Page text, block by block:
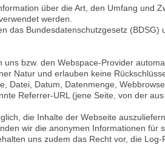
über die Art, den Umfang und
werden.
das Bundesdatenschutzgesetz (BDSG)
bzw. den Webspace-Provider
Natur und erlauben keine
Datei, Datum, Datenmenge,
Referrer-URL (jene Seite, von der
die Inhalte der Webseite
wir die anonymen Informationen für
uns zudem das Recht vor, die